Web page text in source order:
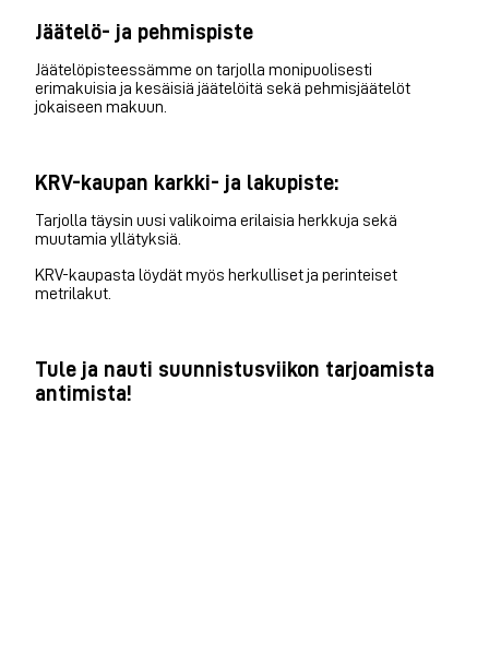
Jäätelö- ja pehmispiste
Jäätelöpisteessämme on tarjolla monipuolisesti
erimakuisia ja kesäisiä jäätelöitä sekä pehmisjäätelöt
jokaiseen makuun.
KRV-kaupan karkki- ja lakupiste:
Tarjolla täysin uusi valikoima erilaisia herkkuja sekä
muutamia yllätyksiä.
KRV-kaupasta löydät myös herkulliset ja perinteiset
metrilakut.
Tule ja nauti suunnistusviikon tarjoamista
antimista!